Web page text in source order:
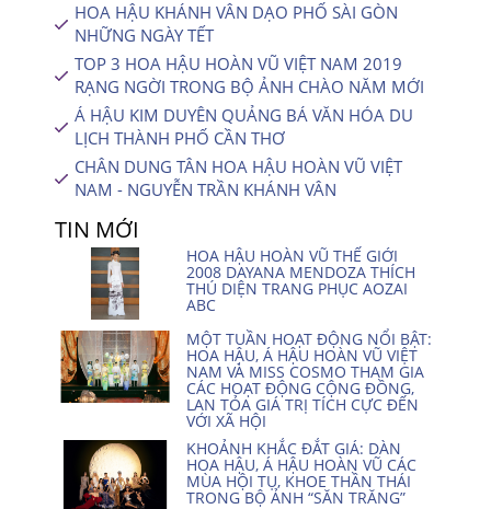
HOA HẬU KHÁNH VÂN DẠO PHỐ SÀI GÒN
NHỮNG NGÀY TẾT
TOP 3 HOA HẬU HOÀN VŨ VIỆT NAM 2019
RẠNG NGỜI TRONG BỘ ẢNH CHÀO NĂM MỚI
Á HẬU KIM DUYÊN QUẢNG BÁ VĂN HÓA DU
LỊCH THÀNH PHỐ CẦN THƠ
CHÂN DUNG TÂN HOA HẬU HOÀN VŨ VIỆT
NAM - NGUYỄN TRẦN KHÁNH VÂN
TIN MỚI
HOA HẬU HOÀN VŨ THẾ GIỚI
2008 DAYANA MENDOZA THÍCH
THÚ DIỆN TRANG PHỤC AOZAI
ABC
MỘT TUẦN HOẠT ĐỘNG NỔI BẬT:
HOA HẬU, Á HẬU HOÀN VŨ VIỆT
NAM VÀ MISS COSMO THAM GIA
CÁC HOẠT ĐỘNG CỘNG ĐỒNG,
LAN TỎA GIÁ TRỊ TÍCH CỰC ĐẾN
VỚI XÃ HỘI
KHOẢNH KHẮC ĐẮT GIÁ: DÀN
HOA HẬU, Á HẬU HOÀN VŨ CÁC
MÙA HỘI TỤ, KHOE THẦN THÁI
TRONG BỘ ẢNH “SĂN TRĂNG”